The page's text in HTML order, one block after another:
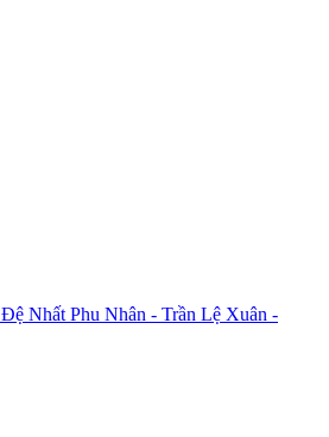
Đệ Nhất Phu Nhân - Trần Lệ Xuân -